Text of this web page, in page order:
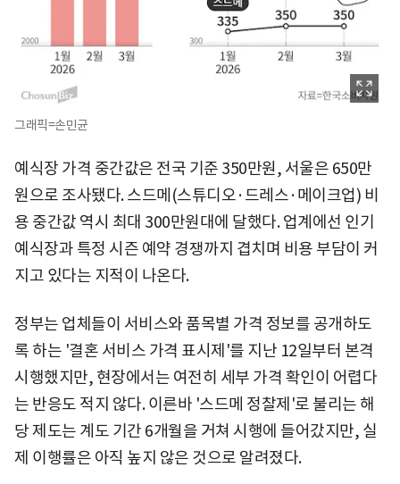
그래픽=손민균
예식장 가격 중간값은 전국 기준 350만원, 서울은 650만
원으로 조사됐다. 스드메(스튜디오·드레스·메이크업) 비
용 중간값 역시 최대 300만원대에 달했다. 업계에선 인기
예식장과 특정 시즌 예약 경쟁까지 겹치며 비용 부담이 커
지고 있다는 지적이 나온다.
정부는 업체들이 서비스와 품목별 가격 정보를 공개하도
록 하는 '결혼 서비스 가격 표시제'를 지난 12일부터 본격
시행했지만, 현장에서는 여전히 세부 가격 확인이 어렵다
는 반응도 적지 않다. 이른바 '스드메 정찰제'로 불리는 해
당 제도는 계도 기간 6개월을 거쳐 시행에 들어갔지만, 실
제 이행률은 아직 높지 않은 것으로 알려졌다.